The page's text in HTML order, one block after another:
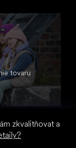
zkvalitňovat a
tovaru